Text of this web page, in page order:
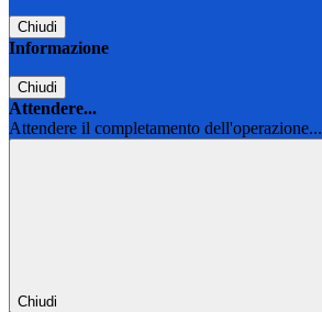
Chiudi
Informazione
Chiudi
Attendere...
Attendere il completamento dell'operazione...
Chiudi